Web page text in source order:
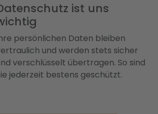
ist uns
persönlichen Daten bleiben
und werden stets sicher
verschlüsselt übertragen. So sind
jederzeit bestens geschützt.